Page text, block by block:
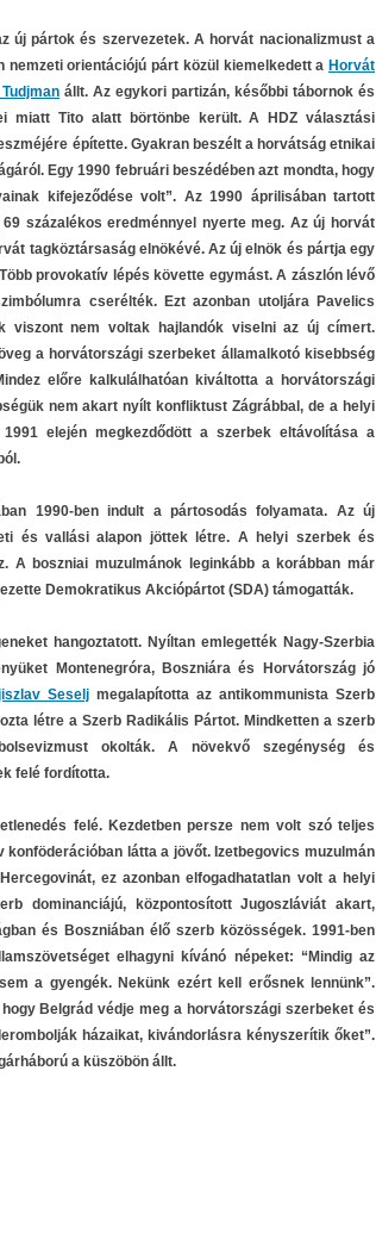
új pártok és szervezetek. A horvát nacionalizmust a
nemzeti orientációjú párt közül kiemelkedett a Horvát
állt. Az egykori partizán, későbbi tábornok és
miatt Tito alatt börtönbe került. A HDZ választási
építette. Gyakran beszélt a horvátság etnikai
Egy 1990 februári beszédében azt mondta, hogy
kifejeződése volt”. Az 1990 áprilisában tartott
százalékos eredménnyel nyerte meg. Az új horvát
tagköztársaság elnökévé. Az új elnök és pártja egy
provokatív lépés követte egymást. A zászlón lévő
cserélték. Ezt azonban utoljára Pavelics
viszont nem voltak hajlandók viselni az új címert.
a horvátországi szerbeket államalkotó kisebbség
előre kalkulálhatóan kiváltotta a horvátországi
nem akart nyílt konfliktust Zágrábbal, de a helyi
elején megkezdődött a szerbek eltávolítása a
1990-ben indult a pártosodás folyamata. Az új
és vallási alapon jöttek létre. A helyi szerbek és
A boszniai muzulmánok leginkább a korábban már
Demokratikus Akciópártot (SDA) támogatták.
hangoztatott. Nyíltan emlegették Nagy-Szerbia
Montenegróra, Boszniára és Horvátország jó
Seselj megalapította az antikommunista Szerb
létre a Szerb Radikális Pártot. Mindketten a szerb
okolták. A növekvő szegénység és
felé fordította.
felé. Kezdetben persze nem volt szó teljes
látta a jövőt. Izetbegovics muzulmán
ez azonban elfogadhatatlan volt a helyi
dominanciájú, központosított Jugoszláviát akart,
és Boszniában élő szerb közösségek. 1991-ben
elhagyni kívánó népeket: “Mindig az
a gyengék. Nekünk ezért kell erősnek lennünk”.
Belgrád védje meg a horvátországi szerbeket és
házaikat, kivándorlásra kényszerítik őket”.
a küszöbön állt.